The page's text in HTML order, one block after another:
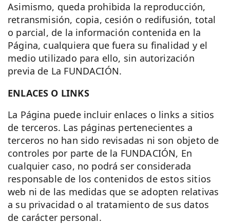
Asimismo, queda prohibida la reproducción,
retransmisión, copia, cesión o redifusión, total
o parcial, de la información contenida en la
Página, cualquiera que fuera su finalidad y el
medio utilizado para ello, sin autorización
previa de La FUNDACIÓN.
ENLACES O LINKS
La Página puede incluir enlaces o links a sitios
de terceros. Las páginas pertenecientes a
terceros no han sido revisadas ni son objeto de
controles por parte de la FUNDACIÓN, En
cualquier caso, no podrá ser considerada
responsable de los contenidos de estos sitios
web ni de las medidas que se adopten relativas
a su privacidad o al tratamiento de sus datos
de carácter personal.